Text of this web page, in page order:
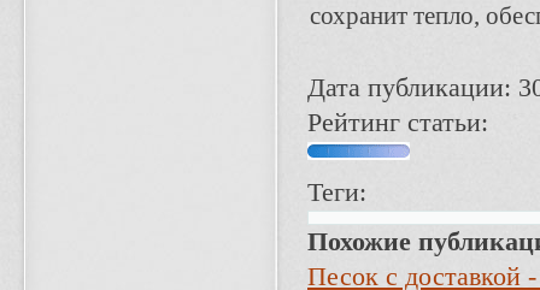
сохранит тепло,
Дата публикации:
Рейтинг статьи:
Теги:
Похожие
Песок с доставкой